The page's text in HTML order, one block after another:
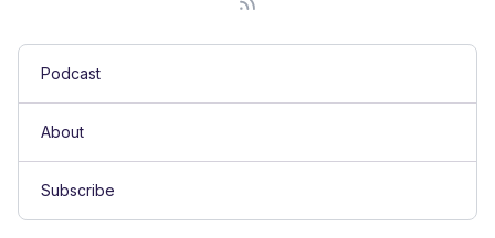
Podcast
About
Subscribe